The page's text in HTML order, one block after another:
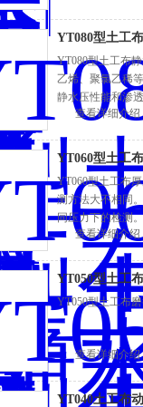
YT080型土工
YT080型土工布
乙烯、聚氯乙稀
静水压性能和渗
查看详细介绍
YT060型土工
YT060型土工布
测方法大不相同
同压力下的检测。
查看详细介绍
YT050型土工
YT050型土工布
查看详细介绍
YT040土工布